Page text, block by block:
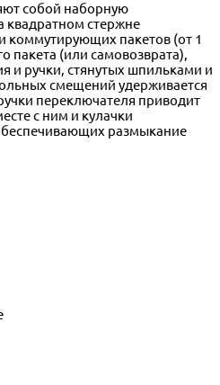
собой наборную
квадратном стержне
коммутирующих пакетов (от 1
пакета (или самовозврата),
и ручки, стянутых шпильками и
смещений удерживается
переключателя приводит
с ним и кулачки
размыкание